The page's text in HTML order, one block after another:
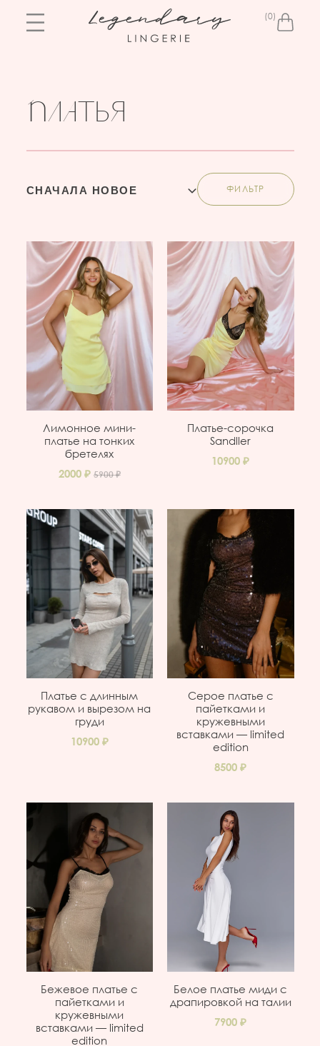
0
ПЛАТЬЯ
СНАЧАЛА НОВОЕ ФИЛЬТР
Лимонное мини-
платье на тонких
бретелях
2000
5900
Платье-сорочка
Sandller
10900
Платье с длинным
рукавом и вырезом на
груди
10900
Серое платье с
пайетками и
кружевными
вставками — limited
edition
8500
Бежевое платье с
пайетками и
кружевными
вставками — limited
edition
Белое платье миди с
драпировкой на талии
7900